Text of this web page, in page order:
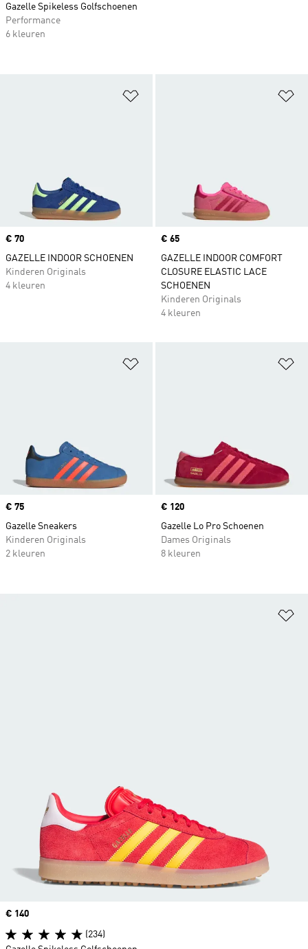
Price
€ 70
GAZELLE INDOOR SCHOENEN
Kinderen Originals
4 kleuren
Price
€ 65
GAZELLE INDOOR COMFORT
CLOSURE ELASTIC LACE
SCHOENEN
Kinderen Originals
4 kleuren
Price
€ 75
Gazelle Sneakers
Kinderen Originals
2 kleuren
Price
€ 120
Gazelle Lo Pro Schoenen
Dames Originals
8 kleuren
Gazelle Spikeless Golfschoenen
Performance
6 kleuren
Price
€ 140
(234)